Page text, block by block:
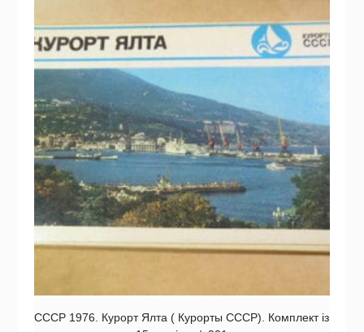
СССР 1976. Курорт Ялта ( Курорты СССР). Комплект із